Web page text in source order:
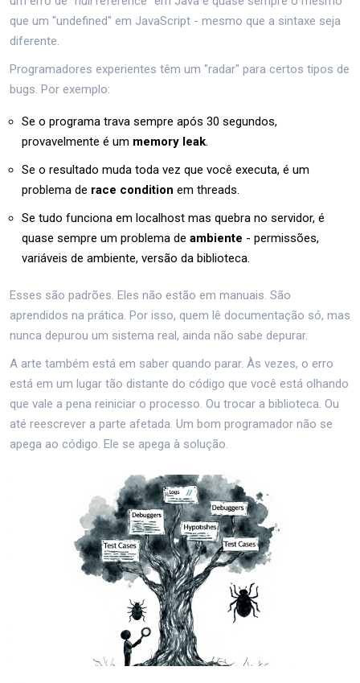
que um "undefined" em JavaScript - mesmo que a sintaxe seja
diferente.
Programadores experientes têm um "radar" para certos tipos de
bugs. Por exemplo:
Se o programa trava sempre após 30 segundos,
provavelmente é um memory leak
Se o resultado muda toda vez que você executa, é um
problema de race condition em threads.
Se tudo funciona em localhost mas quebra no servidor, é
quase sempre um problema de ambiente - permissões,
variáveis de ambiente, versão da biblioteca.
Esses são padrões. Eles não estão em manuais. São
aprendidos na prática. Por isso, quem lê documentação só, mas
nunca depurou um sistema real, ainda não sabe depurar.
A arte também está em saber quando parar. Às vezes, o erro
está em um lugar tão distante do código que você está olhando
que vale a pena reiniciar o processo. Ou trocar a biblioteca. Ou
até reescrever a parte afetada. Um bom programador não se
apega ao código. Ele se apega à solução.